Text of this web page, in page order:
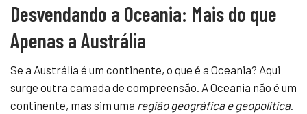
Desvendando a Oceania: Mais do que
Apenas a Austrália
Se a Austrália é um continente, o que é a Oceania? Aqui
surge outra camada de compreensão. A Oceania não é um
continente, mas sim uma região geográfica e geopolítica